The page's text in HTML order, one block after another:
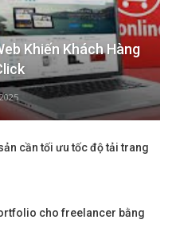
Khiến Khách Hàng
cần tối ưu tốc độ tải trang
cho freelancer bằng